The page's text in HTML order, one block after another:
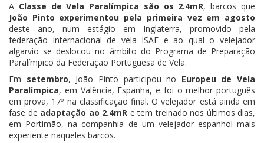
A Classe de Vela Paralímpica são os 2.4mR, barcos que
João Pinto experimentou pela primeira vez em agosto
deste ano, num estágio em Inglaterra, promovido pela
federação internacional de vela ISAF e ao qual o velejador
algarvio se deslocou no âmbito do Programa de Preparação
Paralímpico da Federação Portuguesa de Vela.
Em setembro, João Pinto participou no Europeu de Vela
Paralímpica, em Valência, Espanha, e foi o melhor português
em prova, 17º na classificação final. O velejador está ainda em
fase de adaptação ao 2.4mR e tem treinado nos últimos dias,
em Portimão, na companhia de um velejador espanhol mais
experiente naqueles barcos.